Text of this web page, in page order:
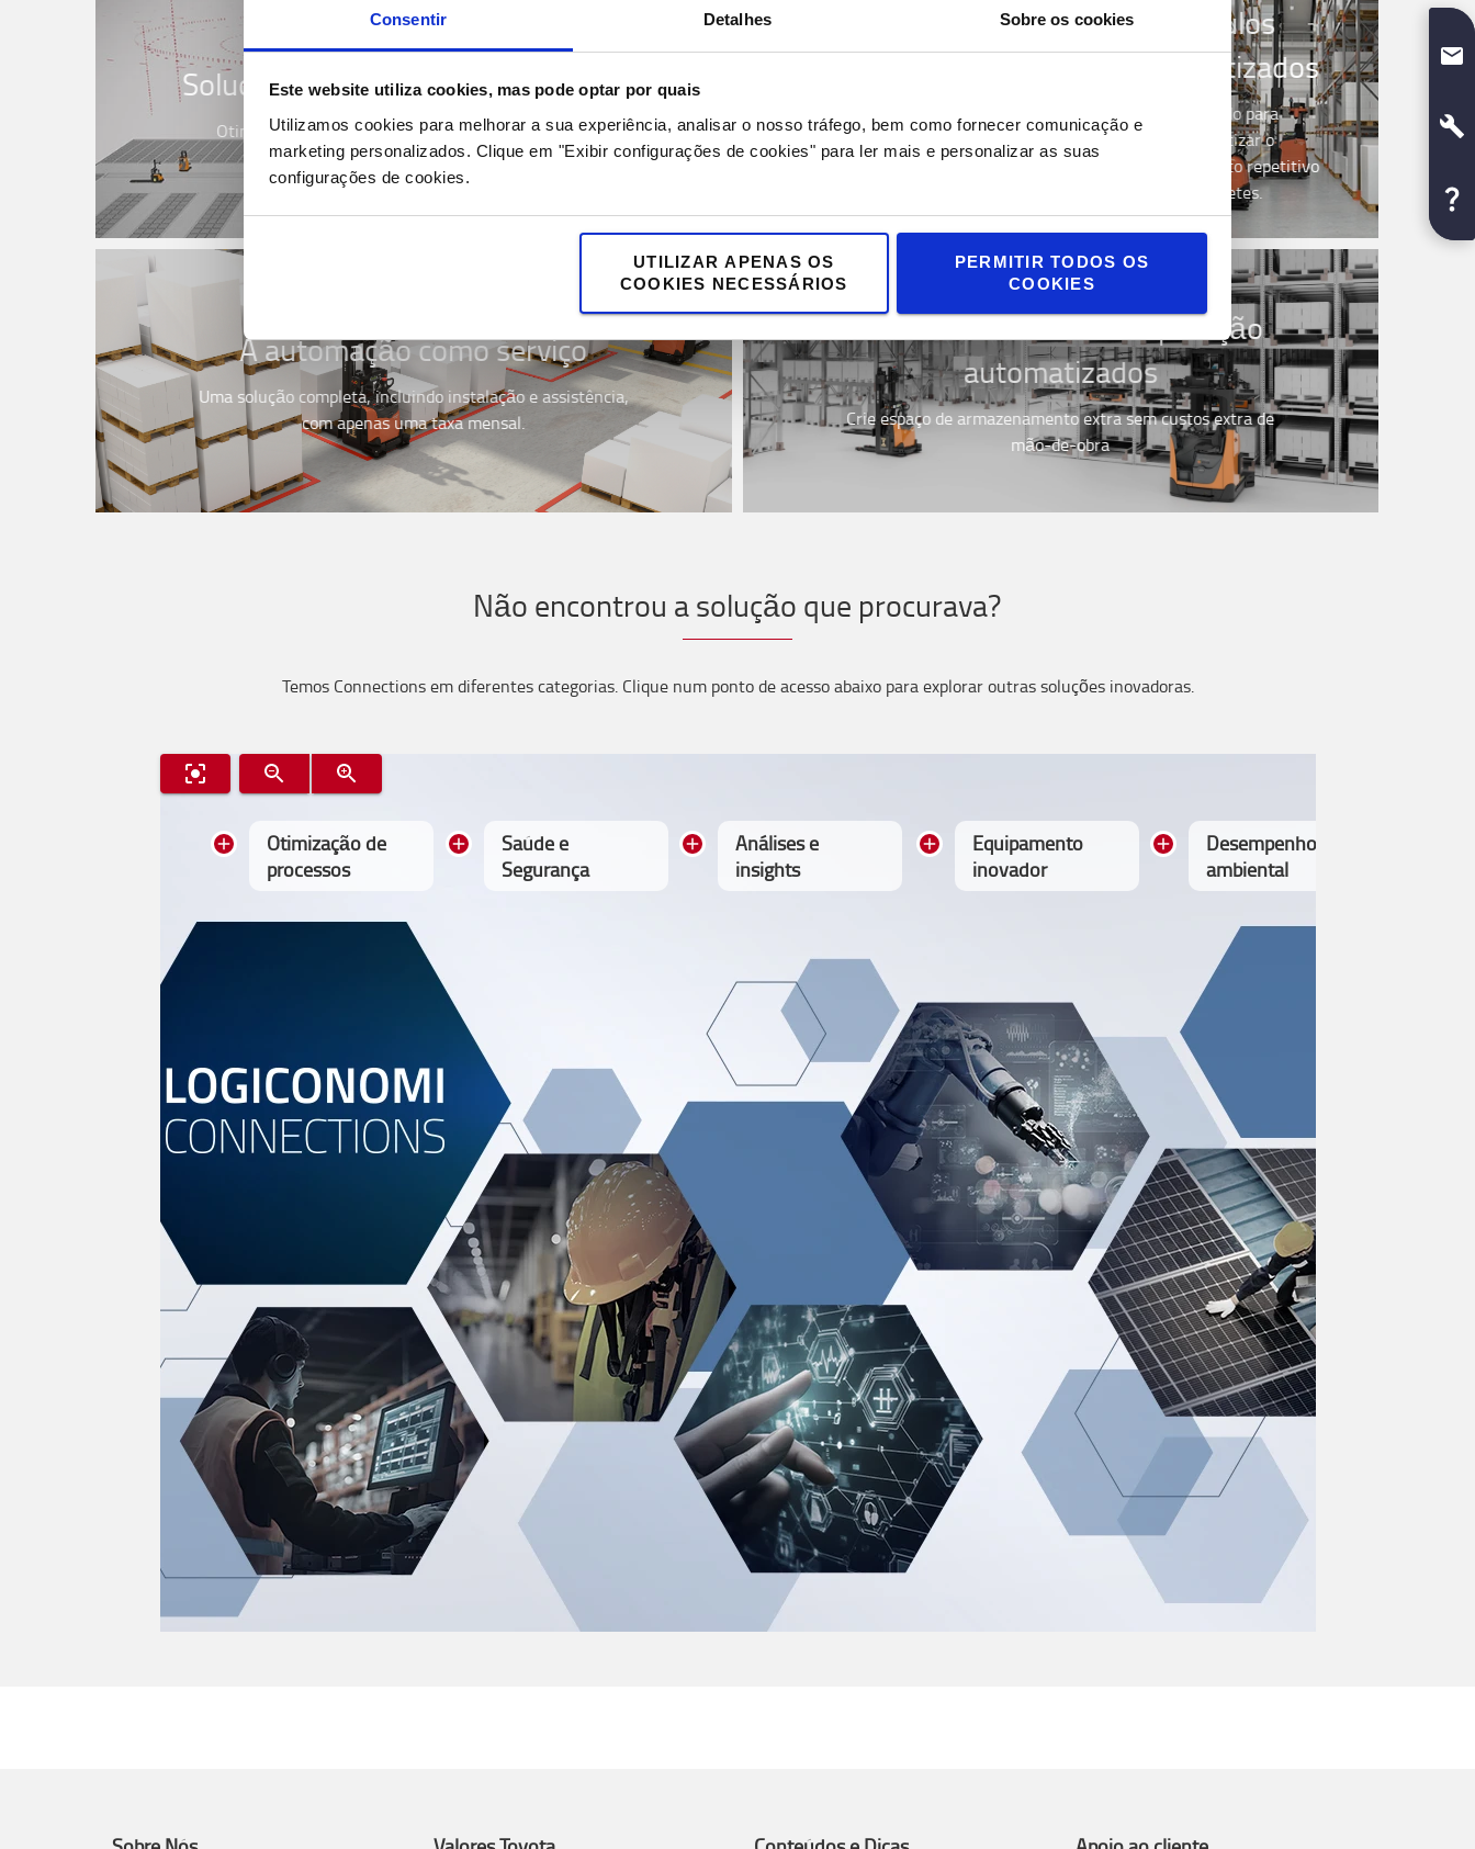
Consentir Detalhes Sobre os cookies
Este website utiliza cookies, mas pode optar por quais
Utilizamos cookies para melhorar a sua experiência, analisar o nosso tráfego, bem como fornecer comunicação e
marketing personalizados. Clique em "Exibir configurações de cookies" para ler mais e personalizar as suas
configurações de cookies.
UTILIZAR APENAS OS
COOKIES NECESSÁRIOS
PERMITIR TODOS OS
COOKIES
Soluções e software automatizados
Otimize a eficiência e a flexibilidade do seu armazém.
horizontal
Transporte de paletes sem
Veículos
automatizados
Concebido para
automatizar o
manuseamento repetitivo
de paletes.
A automação como serviço
Uma solução completa, incluindo instalação e assistência,
com apenas uma taxa mensal.
Armazenamento e recuperação
automatizados
Crie espaço de armazenamento extra sem custos extra de
mão-de-obra
Não encontrou a solução que procurava?
Temos Connections em diferentes categorias. Clique num ponto de acesso abaixo para explorar outras soluções inovadoras.
Análises e
insights
Equipamento
inovador
Desempenho
ambiental
Saúde e
Segurança
Otimização de
processos